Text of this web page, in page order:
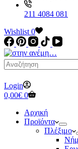
πολλαπλές
παραλλαγές.
επιλογές
μπορούν
να
επιλεγούν
στη
του
προϊόντος
211 4084 081
Wishlist 0
No
results
Login
Καλάθι
0,00€ 0
Αρχική
Προϊόντα
Πλέξιμο